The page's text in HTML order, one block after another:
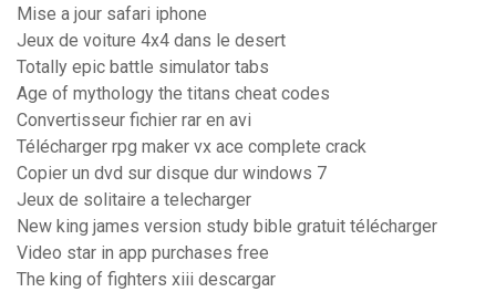
Mise a jour safari iphone
Jeux de voiture 4x4 dans le desert
Totally epic battle simulator tabs
Age of mythology the titans cheat codes
Convertisseur fichier rar en avi
Télécharger rpg maker vx ace complete crack
Copier un dvd sur disque dur windows 7
Jeux de solitaire a telecharger
New king james version study bible gratuit télécharger
Video star in app purchases free
The king of fighters xiii descargar